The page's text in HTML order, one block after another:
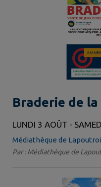
Braderie de la
LUNDI 3 AOÛT -
Médiathèque de
Par : Médiathèque de